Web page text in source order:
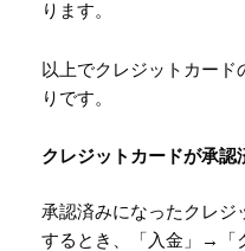
ります。
以上でクレジットカード
りです。
クレジットカードが承認
承認済みになったクレジ
するとき、「入金」→「